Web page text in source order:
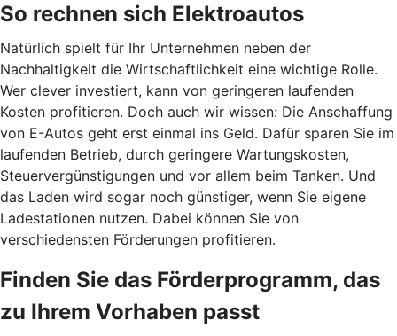
So rechnen sich Elektroautos
Natürlich spielt für Ihr Unternehmen neben der
Nachhaltigkeit die Wirtschaftlichkeit eine wichtige Rolle.
Wer clever investiert, kann von geringeren laufenden
Kosten profitieren. Doch auch wir wissen: Die Anschaffung
von E-Autos geht erst einmal ins Geld. Dafür sparen Sie im
laufenden Betrieb, durch geringere Wartungskosten,
Steuervergünstigungen und vor allem beim Tanken. Und
das Laden wird sogar noch günstiger, wenn Sie eigene
Ladestationen nutzen. Dabei können Sie von
verschiedensten Förderungen profitieren.
Finden Sie das Förderprogramm, das
zu Ihrem Vorhaben passt